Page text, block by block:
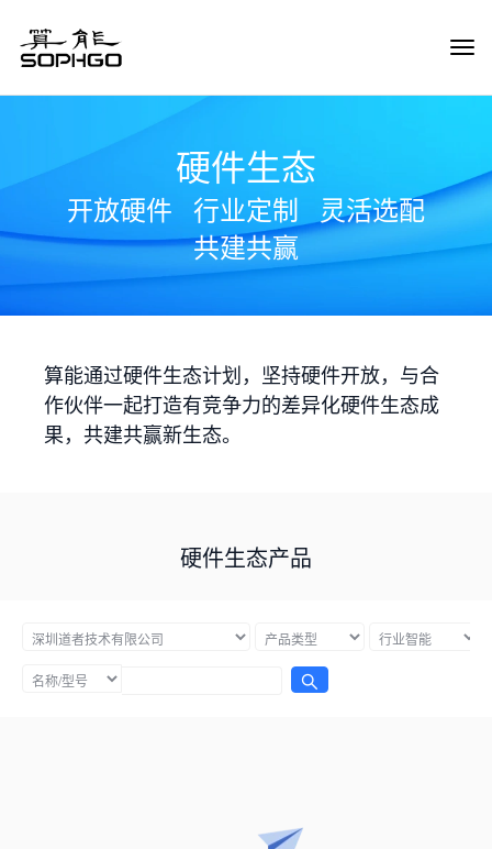
硬件生态
开放硬件 行业定制
灵活选配
共建共赢
算能通过硬件生态计划，坚持硬件开放，与合
作伙伴一起打造有竞争力的差异化硬件生态成
果，共建共赢新生态。
硬件生态产品